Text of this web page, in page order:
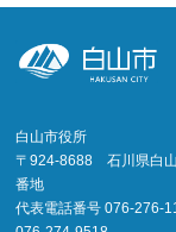
白山市役所
〒924-8688 石川県白山
番地
代表電話番号 076-276-